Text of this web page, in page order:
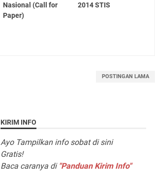
Nasional (Call for
Paper)
2014 STIS
POSTINGAN LAMA
KIRIM INFO
Ayo Tampilkan info sobat di sini
Gratis!
Baca caranya di "Panduan Kirim Info"